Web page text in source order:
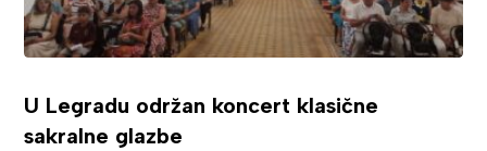
U Legradu održan koncert klasične
sakralne glazbe